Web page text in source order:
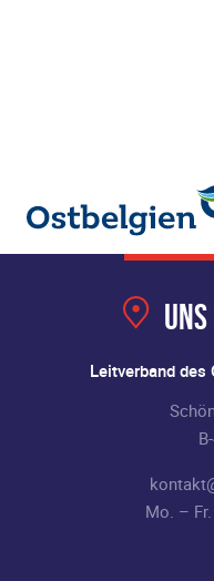
Leitverband
Mo. –